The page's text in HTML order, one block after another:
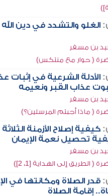
الغلو والتشدد في دين
بن مسفر
( حوار مع منتكس)
الأدلة الشرعية في إثبات
عذاب القبر ونعيمه
بن مسفر
( ماذا أجبتم المرسلين؟)
كيفية إصلاح الأزمنة
تحصيل نعمة الإيمان
بن مسفر
الطريق إلى الهداية [1، 2])
قدر الصلاة ومكانتها في
إقامة الصلاة